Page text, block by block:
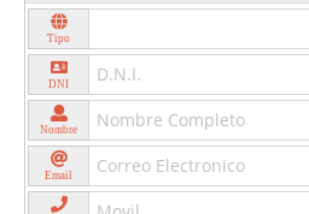
Tipo
DNI
Nombre
Email